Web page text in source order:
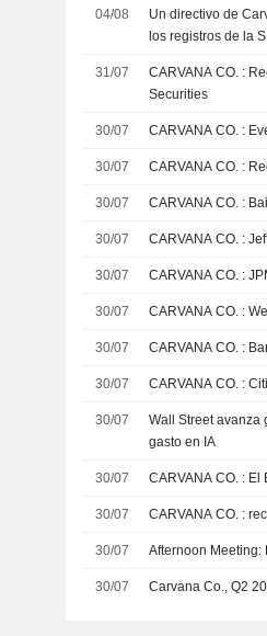
04/08
Un directivo de
los registros de la
31/07
CARVANA CO. : Recibe una recomendación de compra del Deutsche Bank
Securities
30/07
30/07
30/07
30/07
30/07
30/07
30/07
30/07
30/07
Wall Street avanza
gasto en IA
30/07
30/07
30/07 Afternoon Meeting:
30/07 Carvana Co., Q2